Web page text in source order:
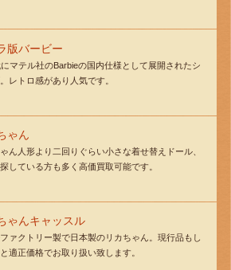
版バービー
マテル社のBarbieの国内仕様として展開されたシ
レトロ感があり人気です。
ゃん
ん人形より二回りぐらい小さな着せ替えドール、
している方も多く高価買取可能です。
ゃんキャッスル
ァクトリー製で日本製のリカちゃん。現行品もし
適正価格でお取り扱い致します。